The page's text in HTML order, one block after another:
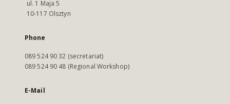
ul. 1 Maja 5
10-117 Olsztyn
Phone
089 524 90 32 (secretariat)
089 524 90 48 (Regional Workshop)
E-Mail